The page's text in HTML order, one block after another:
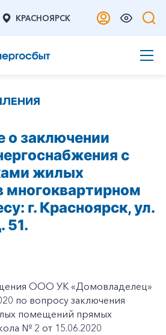
КРАСНОЯРСК
о заключении
с
жилых
многоквартирном
г. Красноярск, ул.
51.
ООО УК «Домовладелец»
по вопросу заключения
помещений прямых
№ 2 от 15.06.2020